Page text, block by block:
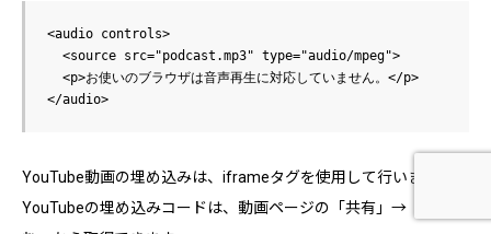
<audio controls>
YouTube動画の埋め込みは、iframeタグを使用して行います。
YouTubeの埋め込みコードは、動画ページの「共有」→「埋め込
ホーム 問い合わせ